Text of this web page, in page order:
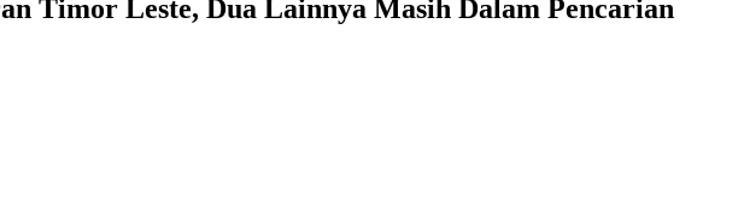
Timor Leste, Dua Lainnya Masih Dalam Pencarian